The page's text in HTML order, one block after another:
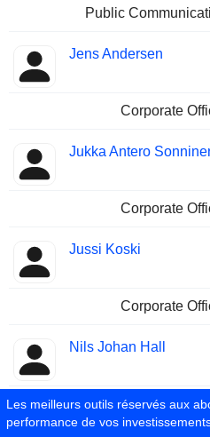
Public
Jens Andersen
Corporate
Jukka Antero
Corporate
Jussi Koski
Corporate
Nils Johan Hall
Director/
Les meilleurs outils réservés aux
performance de vos